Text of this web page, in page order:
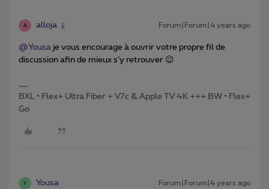
A alloja Forum|Forum|4 years ago
@Yousa je vous encourage à ouvrir votre propre fil de
discussion afin de mieux s’y retrouver 😉
BXL • Flex+ Ultra Fiber + V7c & Apple TV 4K +++ BW • Flex+
Go
Y Yousa Forum|Forum|4 years ago